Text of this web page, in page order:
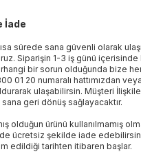
İade
sürede sana güvenli olarak
Siparişin 1-3 iş günü
bir sorun olduğunda bize
01 20 numaralı hattımızdan
ulaşabilirsin. Müşteri
geri dönüş sağlayacaktır.
olduğun ürünü kullanılmamış
ücretsiz şekilde iade
edildiği tarihten itibaren başlar.